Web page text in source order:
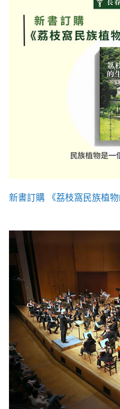
新書訂購 《荔枝窩民族植物